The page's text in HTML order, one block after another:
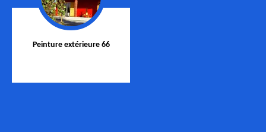
Peinture extérieure 66